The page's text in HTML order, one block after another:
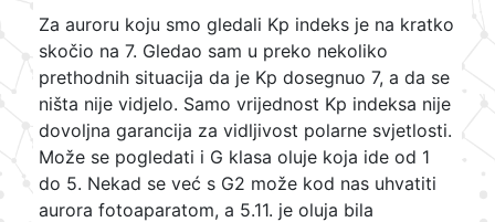
Za auroru koju smo gledali Kp indeks je na kratko
skočio na 7. Gledao sam u preko nekoliko
prethodnih situacija da je Kp dosegnuo 7, a da se
ništa nije vidjelo. Samo vrijednost Kp indeksa nije
dovoljna garancija za vidljivost polarne svjetlosti.
Može se pogledati i G klasa oluje koja ide od 1
do 5. Nekad se već s G2 može kod nas uhvatiti
aurora fotoaparatom, a 5.11. je oluja bila